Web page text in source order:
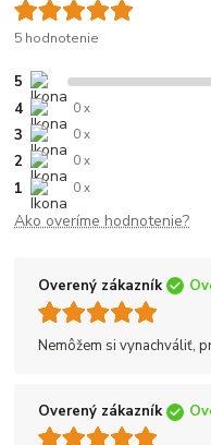
5 hodnotenie
5
4 0 x
3 0 x
2 0 x
1 0 x
Ako overíme hodnotenie?
Overený zákazník
Nemôžem si vynachváliť,
Overený zákazník